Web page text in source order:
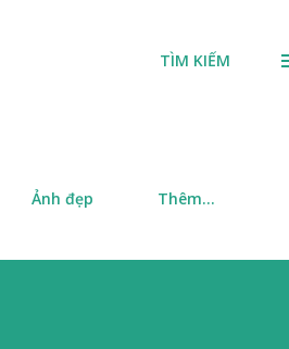
TÌM KIẾM
Ảnh đẹp Thêm…